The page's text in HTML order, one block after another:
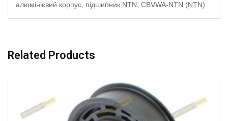
алюмінієвий корпус, підшипник NTN, CBVWA-NTN (NTN)
Related Products